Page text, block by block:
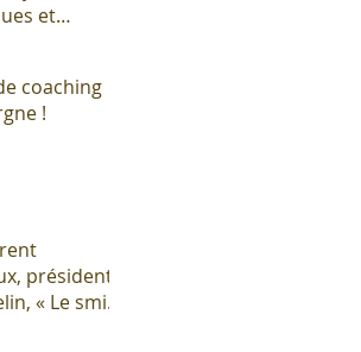
et
l'industrie !
coaching
!
président
« Le smic